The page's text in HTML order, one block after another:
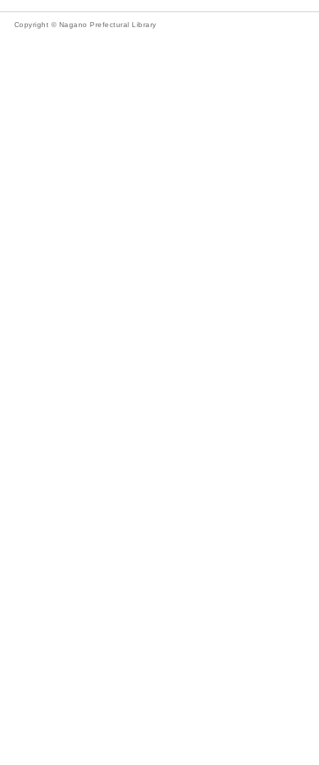
Copyright © Nagano Prefectural Library